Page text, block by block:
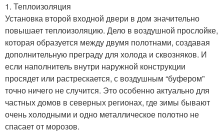
1. Теплоизоляция
Установка второй входной двери в дом значительно
повышает теплоизоляцию. Дело в воздушной прослойке,
которая образуется между двумя полотнами, создавая
дополнительную преграду для холода и сквозняков. И
если наполнитель внутри наружной конструкции
просядет или растрескается, с воздушным “буфером”
точно ничего не случится. Это особенно актуально для
частных домов в северных регионах, где зимы бывают
очень холодными и одно металлическое полотно не
спасает от морозов.